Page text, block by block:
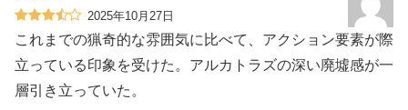
2025年10月27日
これまでの猟奇的な雰囲気に比べて、アクション要素が際
立っている印象を受けた。アルカトラズの深い廃墟感が一
層引き立っていた。